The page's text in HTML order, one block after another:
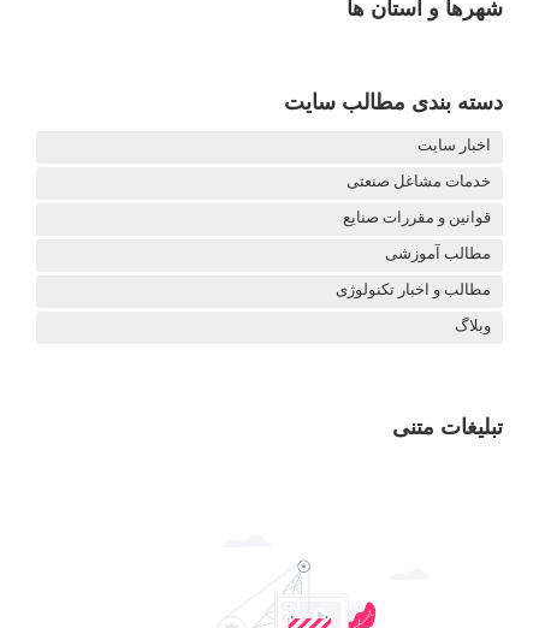
شهرها و استان ها
دسته بندی مطالب سایت
اخبار سایت
خدمات مشاغل صنعتی
قوانین و مقررات صنایع
مطالب آموزشی
مطالب و اخبار تکنولوژی
وبلاگ
تبلیغات متنی